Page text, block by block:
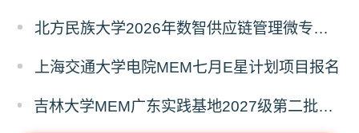
北方民族大学2026年数智供应链管理微专业招生简章
上海交通大学电院MEM七月E星计划项目报名
吉林大学MEM广东实践基地2027级第二批次预审面试启动